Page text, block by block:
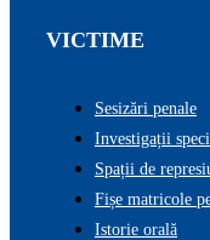
VICTIME
Sesizări penale
Investigații
Spații de
Fișe matricole
Istorie orală